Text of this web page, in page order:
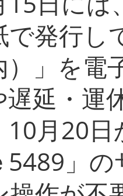
で発行し
）」を電
延・運
10月20
5489」